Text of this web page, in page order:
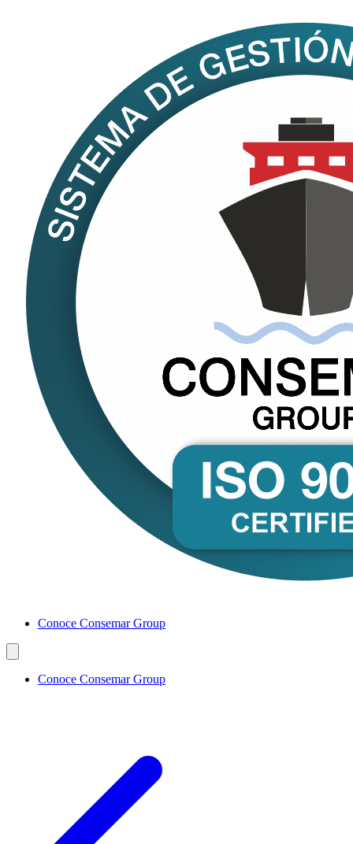
Conoce Consemar Group
Conoce Consemar Group